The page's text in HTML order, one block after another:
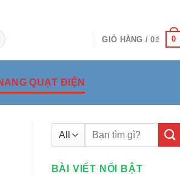
GIỎ HÀNG /0₫ 0
QUẠT ĐIỆN
Tìm
BÀI VIẾT NỔI BẬT